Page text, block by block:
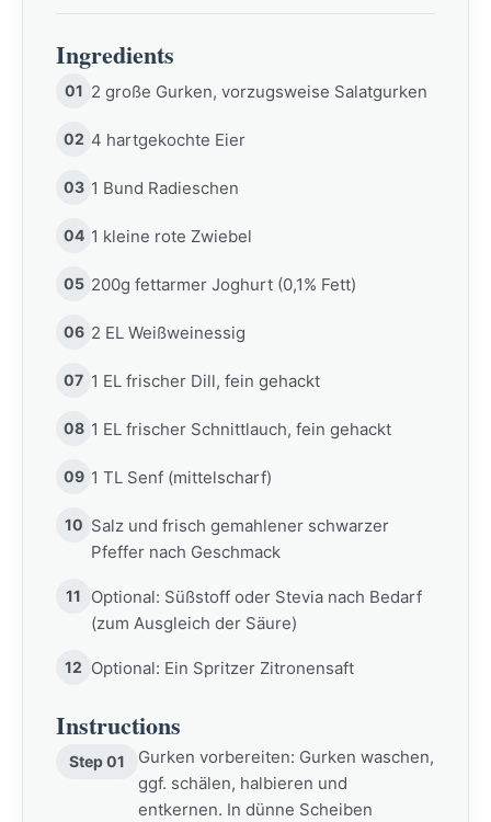
Ingredients
01 2 große Gurken, vorzugsweise Salatgurken
02 4 hartgekochte Eier
03 1 Bund Radieschen
04 1 kleine rote Zwiebel
05 200g fettarmer Joghurt (0,1% Fett)
06 2 EL Weißweinessig
07 1 EL frischer Dill, fein gehackt
08 1 EL frischer Schnittlauch, fein gehackt
09 1 TL Senf (mittelscharf)
10 Salz und frisch gemahlener schwarzer
Pfeffer nach Geschmack
11
Optional: Süßstoff oder Stevia nach Bedarf
(zum Ausgleich der Säure)
12 Optional: Ein Spritzer Zitronensaft
Instructions
Step 01
Gurken vorbereiten: Gurken waschen,
ggf. schälen, halbieren und
entkernen. In dünne Scheiben